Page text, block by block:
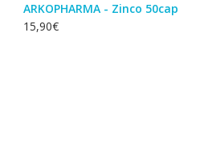
ARKOPHARMA - Zinco 50cap
15,90€